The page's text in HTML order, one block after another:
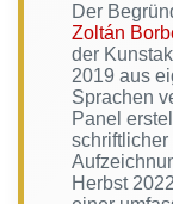
Der
Zoltán
der
2019 aus
Sprachen
Panel
Herbst